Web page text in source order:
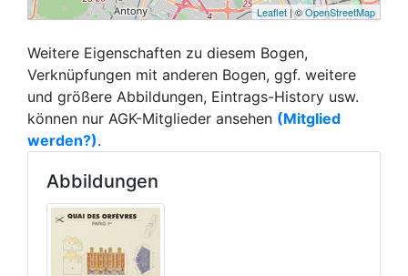
Leaflet| ©OpenStreetMap
Weitere Eigenschaften zu diesem Bogen,
Verknüpfungen mit anderen Bogen, ggf. weitere
und größere Abbildungen, Eintrags-History usw.
können nur AGK-Mitglieder ansehen (Mitglied
werden?).
Abbildungen